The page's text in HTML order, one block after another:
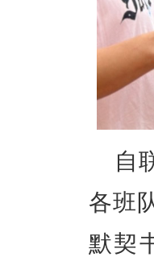
自
各班
默契